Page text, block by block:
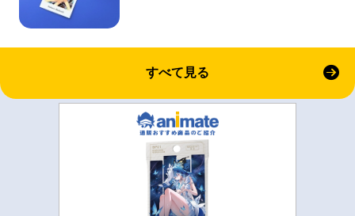
すべて見る